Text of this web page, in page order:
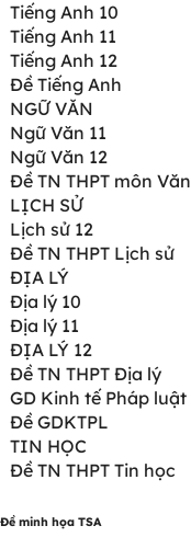
Tiếng Anh 10
Tiếng Anh 11
Tiếng Anh 12
Đề Tiếng Anh
NGỮ VĂN
Ngữ Văn 11
Ngữ Văn 12
Đề TN THPT môn Văn
LỊCH SỬ
Lịch sử 12
Đề TN THPT Lịch sử
ĐỊA LÝ
Địa lý 10
Địa lý 11
ĐỊA LÝ 12
Đề TN THPT Địa lý
GD Kinh tế Pháp luật
Đề GDKTPL
TIN HỌC
Đề TN THPT Tin học
Đề minh họa TSA